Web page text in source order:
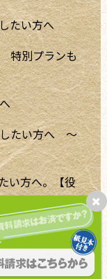
たい方へ
特別プランも
したい方へ ～
い方へ。【役
方へ【極上の